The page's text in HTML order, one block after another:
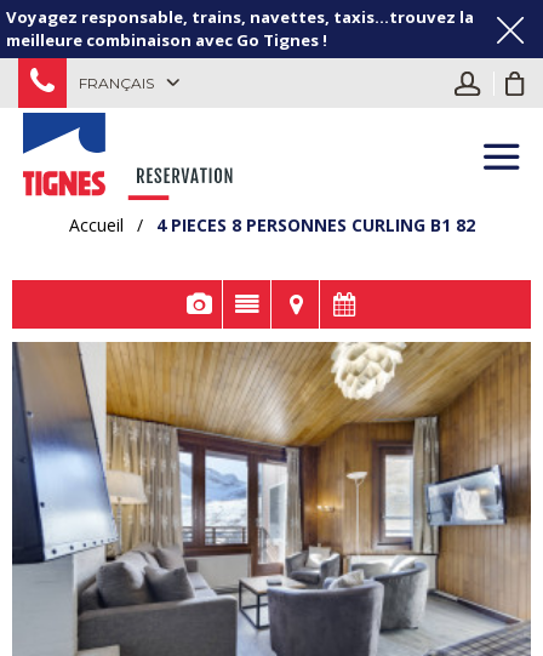
Voyagez responsable, trains, navettes, taxis...trouvez la
meilleure combinaison avec Go Tignes !
FRANÇAIS
Accueil / 4 PIECES 8 PERSONNES CURLING B1 82